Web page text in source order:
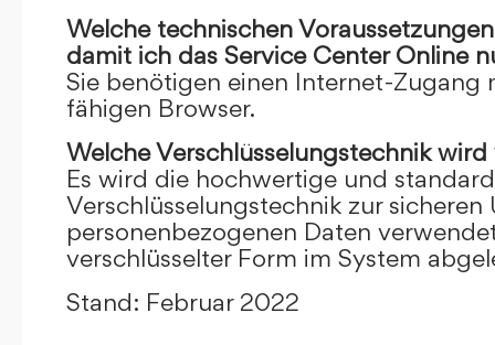
Welche technischen
damit ich das Service Center Online
Sie benötigen einen Internet-Zugang
fähigen Browser.
Welche Verschlüsselungstechnik
Es wird die hochwertige und
Verschlüsselungstechnik zur
personenbezogenen Daten
verschlüsselter Form im System
Stand: Februar 2022